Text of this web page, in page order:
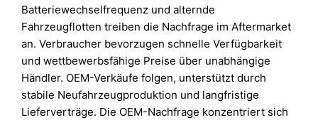
Batteriewechselfrequenz und alternde
Fahrzeugflotten treiben die Nachfrage im Aftermarket
an. Verbraucher bevorzugen schnelle Verfügbarkeit
und wettbewerbsfähige Preise über unabhängige
Händler. OEM-Verkäufe folgen, unterstützt durch
stabile Neufahrzeugproduktion und langfristige
Lieferverträge. Die OEM-Nachfrage konzentriert sich